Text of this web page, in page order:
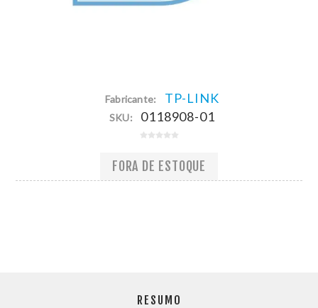
Fabricante: TP-LINK
SKU: 0118908-01
FORA DE ESTOQUE
RESUMO